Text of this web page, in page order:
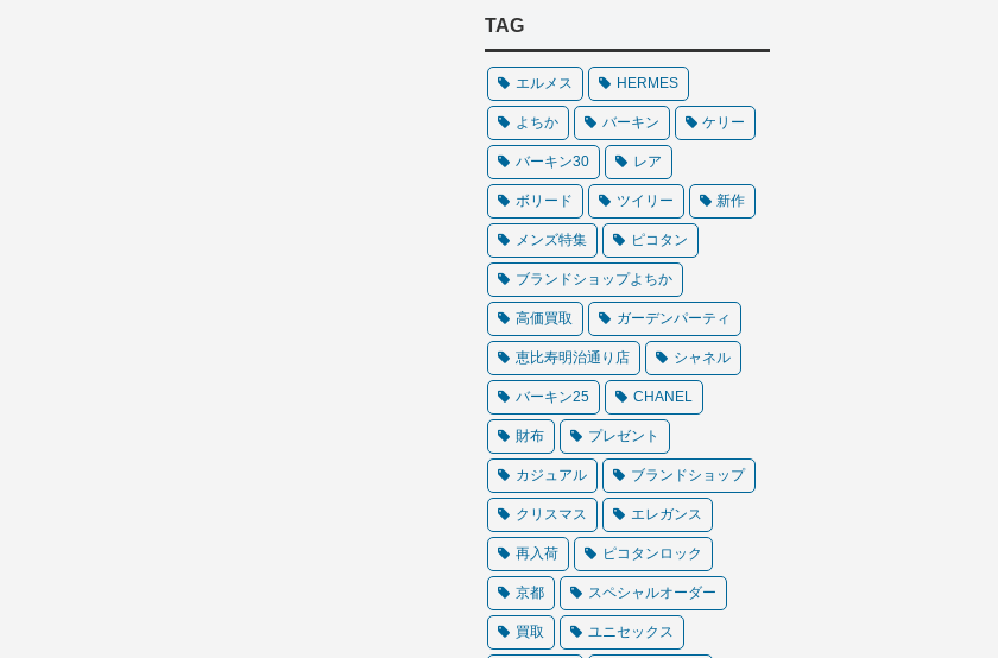
TAG
エルメス HERMES
よちか バーキン ケリー
バーキン30 レア
ボリード ツイリー 新作
メンズ特集 ピコタン
ブランドショップよちか
高価買取 ガーデンパーティ
恵比寿明治通り店 シャネル
バーキン25 CHANEL
財布 プレゼント
カジュアル ブランドショップ
クリスマス エレガンス
再入荷 ピコタンロック
京都 スペシャルオーダー
買取 ユニセックス